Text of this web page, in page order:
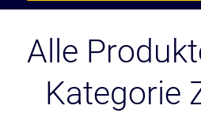
oder
Zubehörs
(keine
Alle
Kategorie